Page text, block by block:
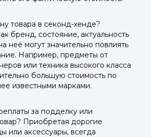
товара в секонд-хенде?
бренд, состояние, актуальность
неё могут значительно повлиять
Например, предметы от
или техника высокого класса
большую стоимость по
известными марками.
за подделку или
Приобретая дорогие
или аксессуары, всегда